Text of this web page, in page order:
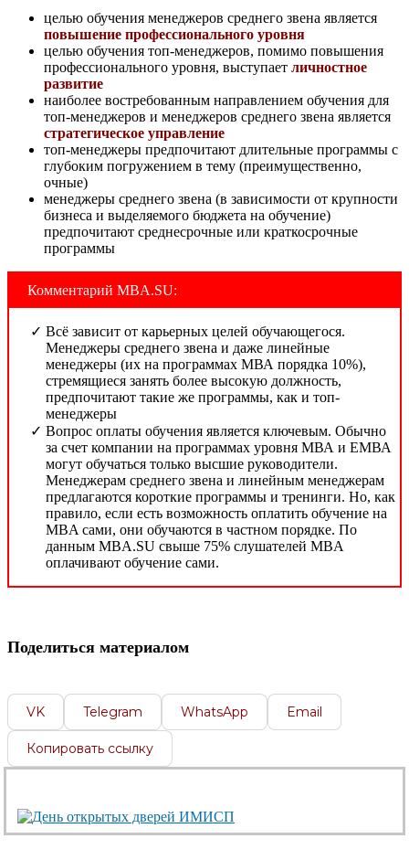
целью обучения менеджеров среднего звена является
повышение профессионального уровня
целью обучения топ-менеджеров, помимо повышения
профессионального уровня, выступает личностное
развитие
наиболее востребованным направлением обучения для
топ-менеджеров и менеджеров среднего звена является
стратегическое управление
топ-менеджеры предпочитают длительные программы с
глубоким погружением в тему (преимущественно,
очные)
менеджеры среднего звена (в зависимости от крупности
бизнеса и выделяемого бюджета на обучение)
предпочитают среднесрочные или краткосрочные
программы
Комментарий MBA.SU:
Всё зависит от карьерных целей обучающегося.
Менеджеры среднего звена и даже линейные
менеджеры (их на программах МВА порядка 10%),
стремящиеся занять более высокую должность,
предпочитают такие же программы, как и топ-
менеджеры
Вопрос оплаты обучения является ключевым. Обычно
за счет компании на программах уровня МВА и ЕМВА
могут обучаться только высшие руководители.
Менеджерам среднего звена и линейным менеджерам
предлагаются короткие программы и тренинги. Но, как
правило, если есть возможность оплатить обучение на
MBA сами, они обучаются в частном порядке. По
данным MBA.SU свыше 75% слушателей MBA
оплачивают обучение сами.
Поделиться материалом
VK Telegram WhatsApp Email
Копировать ссылку